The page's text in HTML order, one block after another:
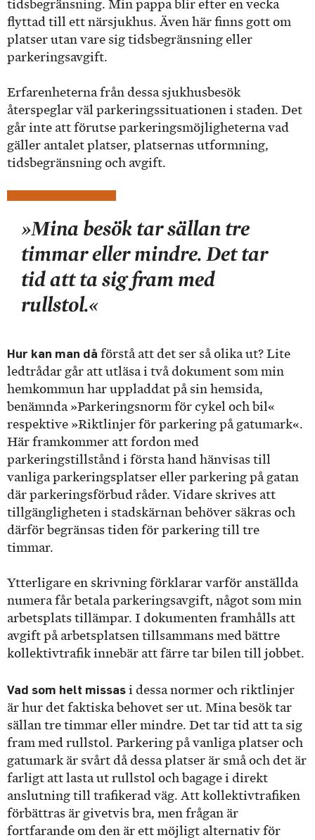
tidsbegränsning. Min pappa blir efter en vecka
flyttad till ett närsjukhus. Även här finns gott om
platser utan vare sig tidsbegränsning eller
parkeringsavgift.
Erfarenheterna från dessa sjukhusbesök
återspeglar väl parkeringssituationen i staden. Det
går inte att förutse parkeringsmöjligheterna vad
gäller antalet platser, platsernas utformning,
tidsbegränsning och avgift.
»Mina besök tar sällan tre
timmar eller mindre. Det tar
tid att ta sig fram med
rullstol.«
Hur kan man då förstå att det ser så olika ut? Lite
ledtrådar går att utläsa i två dokument som min
hemkommun har uppladdat på sin hemsida,
benämnda »Parkeringsnorm för cykel och bil«
respektive »Riktlinjer för parkering på gatumark«.
Här framkommer att fordon med
parkeringstillstånd i första hand hänvisas till
vanliga parkeringsplatser eller parkering på gatan
där parkeringsförbud råder. Vidare skrives att
tillgängligheten i stadskärnan behöver säkras och
därför begränsas tiden för parkering till tre
timmar.
Ytterligare en skrivning förklarar varför anställda
numera får betala parkeringsavgift, något som min
arbetsplats tillämpar. I dokumenten framhålls att
avgift på arbetsplatsen tillsammans med bättre
kollektivtrafik innebär att färre tar bilen till jobbet.
Vad som helt missas i dessa normer och riktlinjer
är hur det faktiska behovet ser ut. Mina besök tar
sällan tre timmar eller mindre. Det tar tid att ta sig
fram med rullstol. Parkering på vanliga platser och
gatumark är svårt då dessa platser är små och det är
farligt att lasta ut rullstol och bagage i direkt
anslutning till trafikerad väg. Att kollektivtrafiken
förbättras är givetvis bra, men frågan är
fortfarande om den är ett möjligt alternativ för